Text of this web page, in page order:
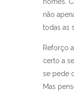
não
todas as
Reforço
certo a
se pede
Mas